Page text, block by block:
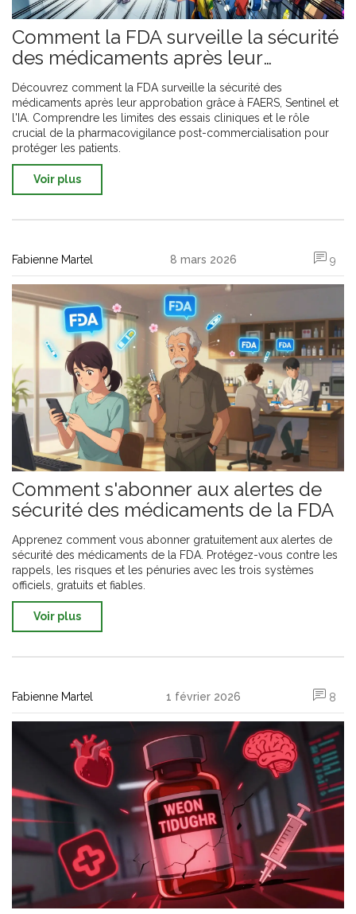
Comment la FDA surveille la sécurité
des médicaments après leur
approbation
Découvrez comment la FDA surveille la sécurité des
médicaments après leur approbation grâce à FAERS, Sentinel et
l'IA. Comprendre les limites des essais cliniques et le rôle
crucial de la pharmacovigilance post-commercialisation pour
protéger les patients.
Voir plus
Fabienne Martel 8 mars 2026 9
Comment s'abonner aux alertes de
sécurité des médicaments de la FDA
Apprenez comment vous abonner gratuitement aux alertes de
sécurité des médicaments de la FDA. Protégez-vous contre les
rappels, les risques et les pénuries avec les trois systèmes
officiels, gratuits et fiables.
Voir plus
Fabienne Martel 1 février 2026 8